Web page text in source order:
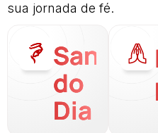
sua jornada de fé.
Santo
do
Dia